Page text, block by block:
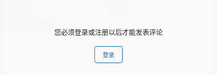
您必须登录或注册以后才能发表评论
登录